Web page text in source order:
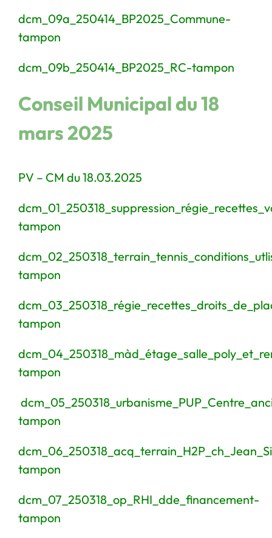
dcm_09a_250414_BP2025_Commune-
tampon
dcm_09b_250414_BP2025_RC-tampon
Conseil Municipal du 18
mars 2025
PV – CM du 18.03.2025
tampon
tampon
tampon
tampon
tampon
tampon
dcm_07_250318_op_RHI_dde_financement-
tampon